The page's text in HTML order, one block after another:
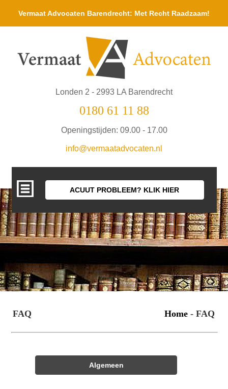
Vermaat Advocaten Barendrecht: Met Recht Raadzaam!
Londen 2 - 2993 LA Barendrecht
0180 61 11 88
Openingstijden: 09.00 - 17.00
info@vermaatadvocaten.nl
ACUUT PROBLEEM? KLIK HIER
FAQ Home - FAQ
Algemeen